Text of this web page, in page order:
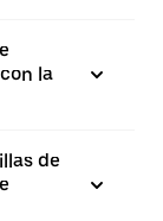
la
de